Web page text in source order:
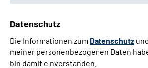
Datenschutz
Die Informationen zum Datenschutz
meiner personenbezogenen Daten
bin damit einverstanden.